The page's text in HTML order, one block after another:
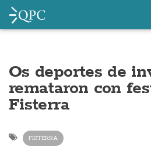
Os deportes de
remataron con
Fisterra
FISTERRA